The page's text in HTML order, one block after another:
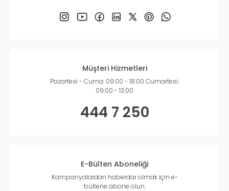
Müşteri Hizmetleri
Pazartesi - Cuma: 09:00 - 18:00 Cumartesi:
09:00 - 13:00
444 7 250
E-Bülten Aboneliği
Kampanyalardan haberdar olmak için e-
bültene abone olun.